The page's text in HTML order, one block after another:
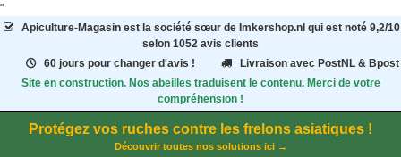
"
Apiculture-Magasinest la société sœur de Imkershop.nl qui est noté 9,2/10
selon 1052 avis clients
60 jours pour changer d'avis !
Livraison avec PostNL & Bpost
Site en construction. Nos abeilles traduisent le contenu. Merci de votre
compréhension !
Protégez vos ruches contre les frelons asiatiques !
Découvrir toutes nos solutions ici →